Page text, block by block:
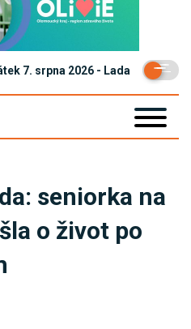
7. srpna 2026 - Lada
seniorka na
o život po